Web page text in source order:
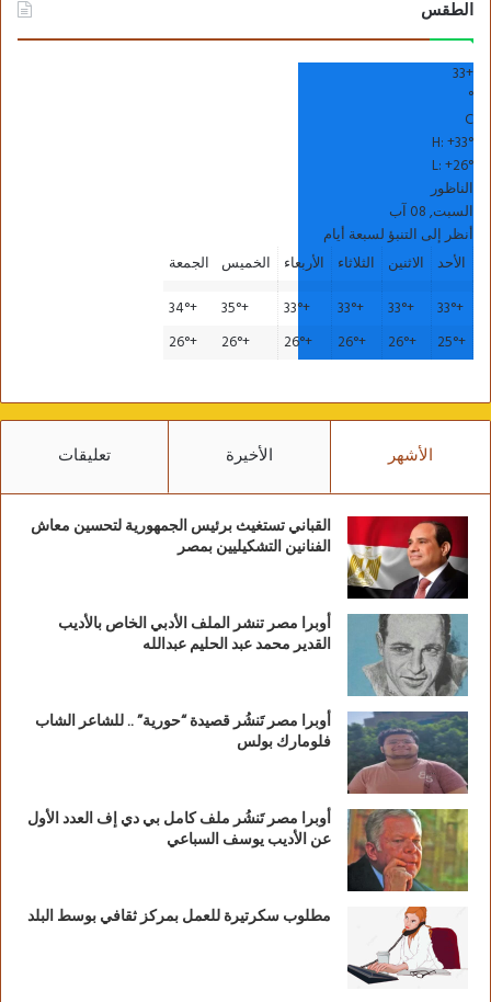
الطقس
+
33
°
C
H:+33°
L:+26°
الناظور
السبت, 08 آب
أنظر إلى التنبؤ لسبعة أيام
الأحد
الاثنين الثلاثاء الأربعاء الخميس الجمعة
+
33°
+
33°
+
33°
+
33°
+
35°
+
34°
+
25°
+
26°
+
26°
+
26°
+
26°
+
26°
الأشهر الأخيرة تعليقات
القباني تستغيث برئيس الجمهورية لتحسين معاش
الفنانين التشكيليين بمصر
أوبرا مصر تنشر الملف الأدبي الخاص بالأديب
القدير محمد عبد الحليم عبدالله
أوبرا مصر تَنشُر قصيدة “حورية” .. للشاعر الشاب
فلومارك بولس
أوبرا مصر تَنشُر ملف كامل بي دي إف العدد الأول
عن الأديب يوسف السباعي
مطلوب سكرتيرة للعمل بمركز ثقافي بوسط البلد